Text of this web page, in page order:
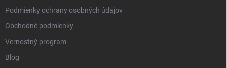
Podmienky ochrany osobných údajov
Obchodné podmienky
Vernostný program
Blog